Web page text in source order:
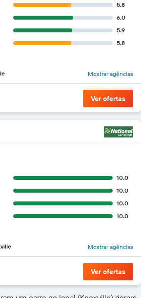
5.8
6.0
5.9
5.8
Mostrar agências
Ver ofertas
10.0
10.0
10.0
10.0
Mostrar agências
Ver ofertas